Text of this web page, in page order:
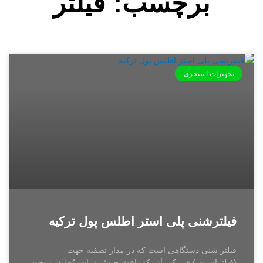
تجهیزات استخری
فیلترشنی پلی استر اطلس پول ترکیه
فیلتر شنی دستگاهی است که در مدار تصفیه جهت